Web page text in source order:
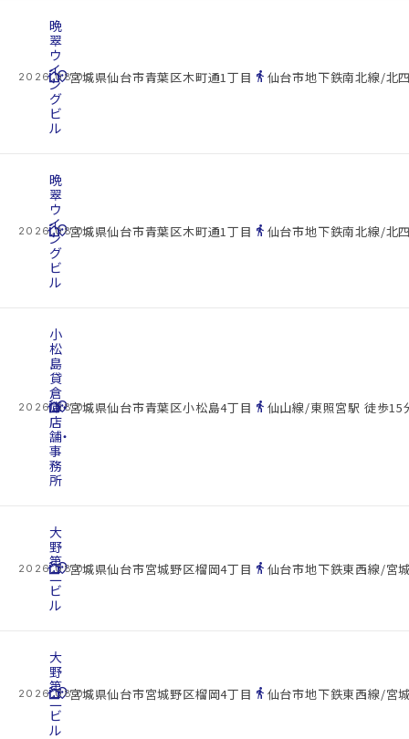
2026.08.09
cottage
晩
翠
ウ
イ
ン
グ
ビ
ル
location_on宮城県仙台市青葉区木町通1丁目 directions_walk 仙台市地下鉄南北線/北
2026.08.09
cottage
晩
翠
ウ
イ
ン
グ
ビ
ル
location_on宮城県仙台市青葉区木町通1丁目 directions_walk 仙台市地下鉄南北線/北
2026.08.09
cottage
小
松
島
貸
倉
庫・
店
舗・
事
務
所
location_on宮城県仙台市青葉区小松島4丁目 directions_walk 仙山線/東照宮駅 徒歩15
2026.08.09
cottage
大
野
第
二
ビ
ル
location_on宮城県仙台市宮城野区榴岡4丁目 directions_walk 仙台市地下鉄東西線/宮
2026.08.09
cottage
大
野
第
二
ビ
ル
location_on宮城県仙台市宮城野区榴岡4丁目 directions_walk 仙台市地下鉄東西線/宮